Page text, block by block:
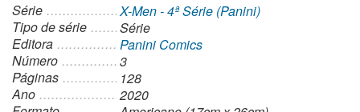
Série
X-Men - 4ª Série (Panini)
Tipo de série
Série
Editora
Panini Comics
Número
3
Páginas
128
Ano
2020